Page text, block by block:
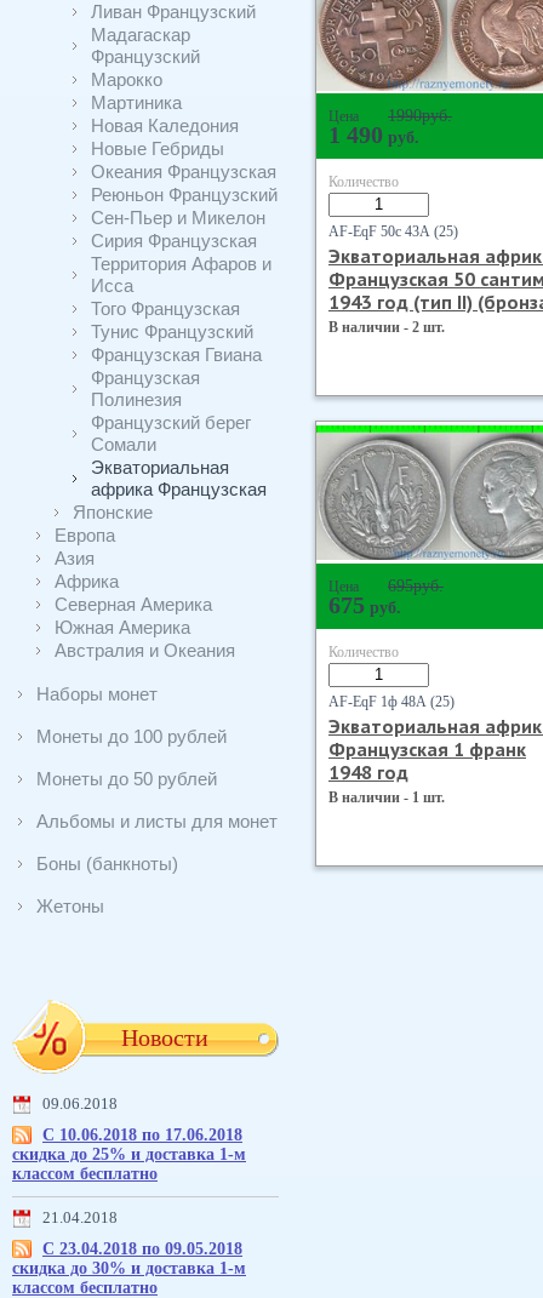
Ливан Французский
Мадагаскар
Французский
Марокко
Мартиника
Новая Каледония
Новые Гебриды
Океания Французская
Реюньон Французский
Сен-Пьер и Микелон
Сирия Французская
Территория Афаров и
Исса
Того Французская
Тунис Французский
Французская Гвиана
Французская
Полинезия
Французский берег
Сомали
Экваториальная
африка Французская
Японские
Европа
Азия
Африка
Северная Америка
Южная Америка
Австралия и Океания
Наборы монет
Монеты до 100 рублей
Монеты до 50 рублей
Альбомы и листы для монет
Боны (банкноты)
Жетоны
Новости
09.06.2018
С 10.06.2018 по 17.06.2018
скидка до 25% и доставка 1-м
классом бесплатно
21.04.2018
С 23.04.2018 по 09.05.2018
скидка до 30% и доставка 1-м
классом бесплатно
Цена 1990руб.
1 490 руб.
Количество
AF-EqF 50с 43А (25)
Экваториальная
Французская 50
1943 год (тип II)
В наличии - 2 шт.
Цена 695руб.
675 руб.
Количество
AF-EqF 1ф 48А (25)
Экваториальная
Французская 1 франк
1948 год
В наличии - 1 шт.